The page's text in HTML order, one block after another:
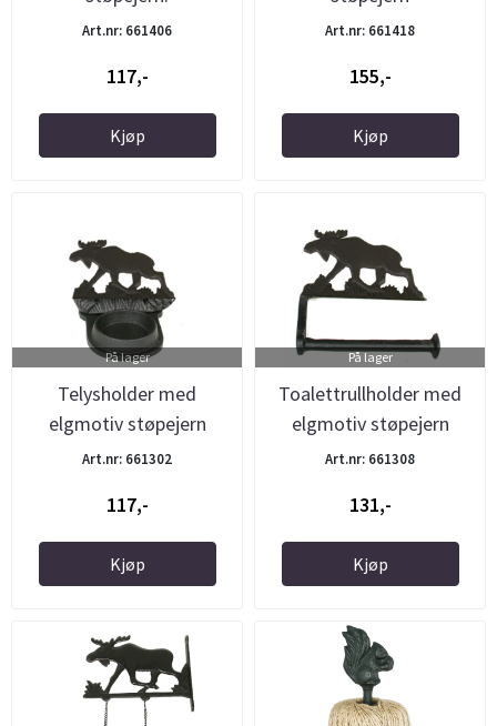
Art.nr: 661406
117,-
Kjøp
Art.nr: 661418
155,-
Kjøp
På lager
Telysholder med
elgmotiv støpejern
Art.nr: 661302
117,-
Kjøp
På lager
Toalettrullholder med
elgmotiv støpejern
Art.nr: 661308
131,-
Kjøp